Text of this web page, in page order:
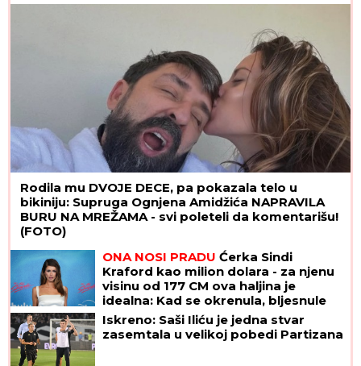
Rodila mu DVOJE DECE, pa pokazala telo u
bikiniju: Supruga Ognjena Amidžića NAPRAVILA
BURU NA MREŽAMA - svi poleteli da komentarišu!
(FOTO)
ONA NOSI PRADU Ćerka Sindi
Kraford kao milion dolara - za njenu
visinu od 177 CM ova haljina je
idealna: Kad se okrenula, bljesnule
MINIMALISTIČKE TETOVAŽE, a ima ih
preko 20
Iskreno: Saši Iliću je jedna stvar
zasemtala u velikoj pobedi Partizana